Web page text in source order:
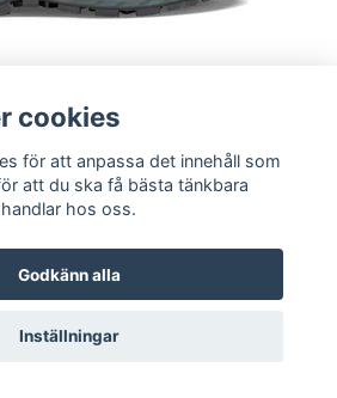
GTX LO WS Petrol
med Goretex dam
SEK 2 395 SEK
cookies
för att anpassa det innehåll som
att du ska få bästa tänkbara
hos oss.
Godkänn alla
Inställningar